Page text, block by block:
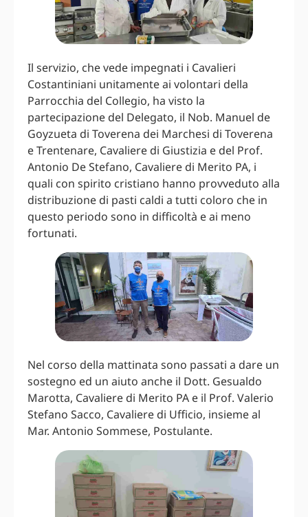
Il servizio, che vede impegnati i Cavalieri
Costantiniani unitamente ai volontari della
Parrocchia del Collegio, ha visto la
partecipazione del Delegato, il Nob. Manuel de
Goyzueta di Toverena dei Marchesi di Toverena
e Trentenare, Cavaliere di Giustizia e del Prof.
Antonio De Stefano, Cavaliere di Merito PA, i
quali con spirito cristiano hanno provveduto alla
distribuzione di pasti caldi a tutti coloro che in
questo periodo sono in difficoltà e ai meno
fortunati.
Nel corso della mattinata sono passati a dare un
sostegno ed un aiuto anche il Dott. Gesualdo
Marotta, Cavaliere di Merito PA e il Prof. Valerio
Stefano Sacco, Cavaliere di Ufficio, insieme al
Mar. Antonio Sommese, Postulante.